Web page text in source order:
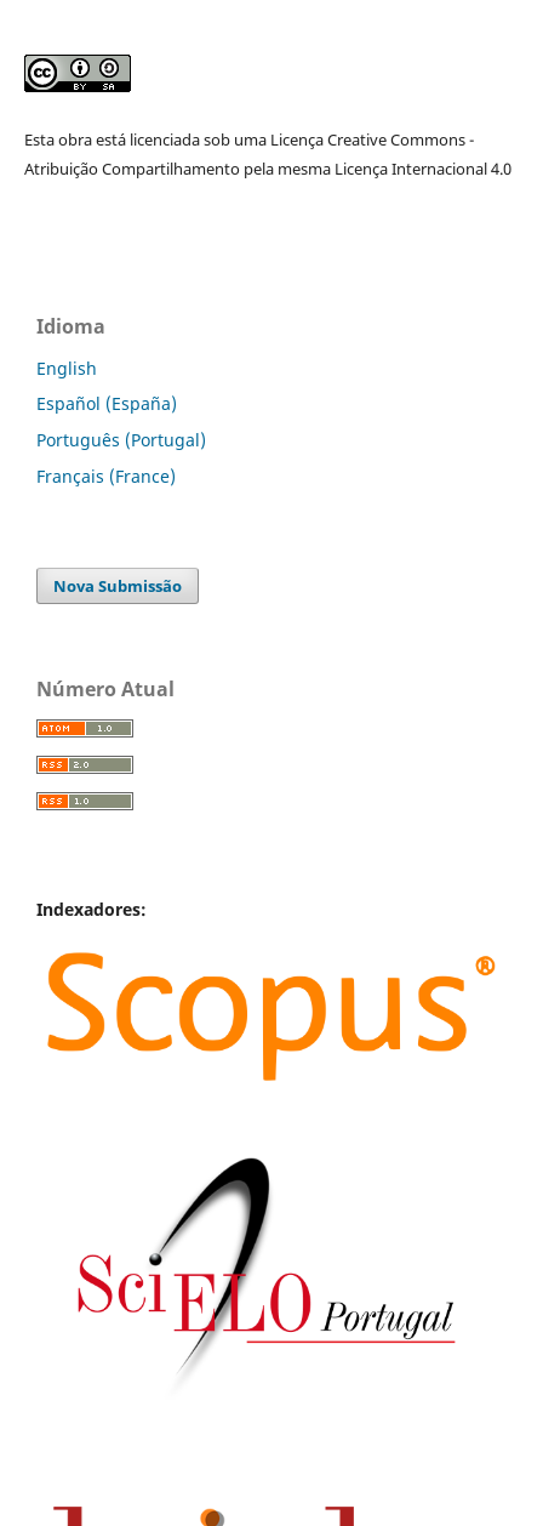
Esta obra está licenciada sob uma Licença Creative Commons -
Atribuição Compartilhamento pela mesma Licença Internacional 4.0
Idioma
English
Español (España)
Português (Portugal)
Français (France)
Nova Submissão
Número Atual
Indexadores: